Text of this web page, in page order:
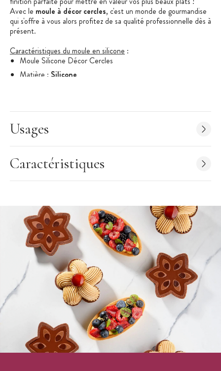
Avec le moule à décor cercles, c'est un monde de gourmandise
qui s'offre à vous alors profitez de sa qualité professionnelle dès à
présent.
Caractéristiques du moule en silicone :
Moule Silicone Décor Cercles
Matière : Silicone
Nombre d'empreintes : 3
Résiste aux températures de -40 à 250°C
Entretien : Peut aller au lave-vaisselle.
Créé en collaboration avec le chef Frank Haasnoot
Usages
Caractéristiques